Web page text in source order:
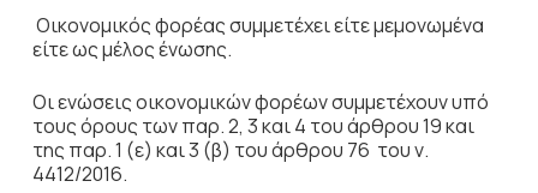
Οικονομικός φορέας συμμετέχει είτε μεμονωμένα
είτε ως μέλος ένωσης.
Οι ενώσειςοικονομικών φορέων συμμετέχουν υπό
τους όρους των παρ. 2, 3 και 4 του άρθρου 19 και
της παρ. 1 (ε) και 3 (β) του άρθρου 76 του ν.
4412/2016.